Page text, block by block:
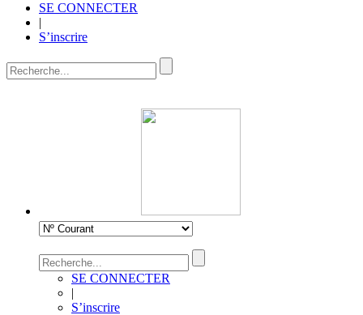
SE CONNECTER
|
S’inscrire
SE CONNECTER
|
S’inscrire